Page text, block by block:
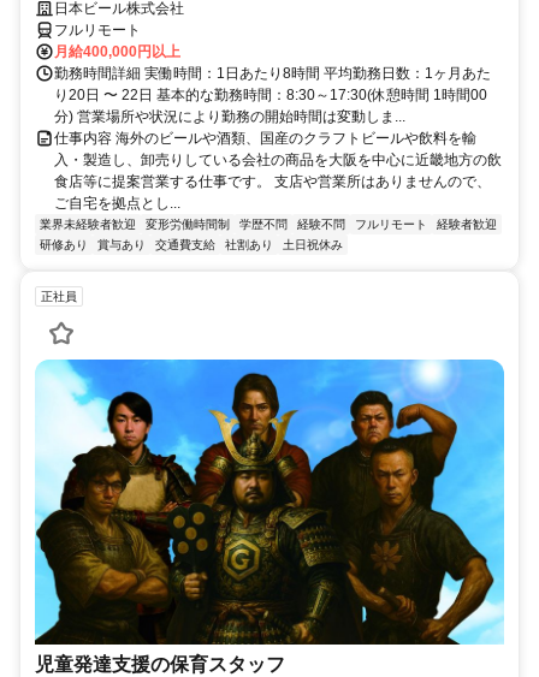
日本ビール株式会社
フルリモート
月給400,000円以上
勤務時間詳細 実働時間：1日あたり8時間 平均勤務日数：1ヶ月あた
り20日 〜 22日 基本的な勤務時間：8:30～17:30(休憩時間 1時間00
分) 営業場所や状況により勤務の開始時間は変動しま...
仕事内容 海外のビールや酒類、国産のクラフトビールや飲料を輸
入・製造し、卸売りしている会社の商品を大阪を中心に近畿地方の飲
食店等に提案営業する仕事です。 支店や営業所はありませんので、
ご自宅を拠点とし...
業界未経験者歓迎 変形労働時間制 学歴不問 経験不問 フルリモート
経験者歓迎
研修あり
賞与あり 交通費支給 社割あり 土日祝休み
正社員
児童発達支援の保育スタッフ